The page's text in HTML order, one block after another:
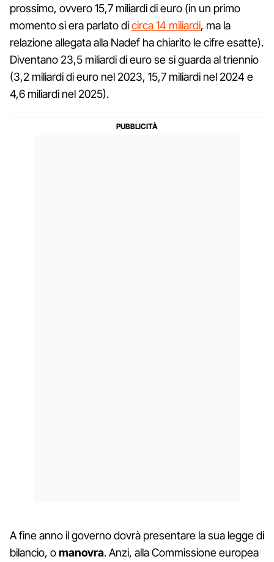
prossimo, ovvero 15,7 miliardi di euro (in un primo
momento si era parlato dicirca 14 miliardi, ma la
relazione allegata alla Nadef ha chiarito le cifre esatte).
Diventano 23,5 miliardi di euro se si guarda al triennio
(3,2 miliardi di euro nel 2023, 15,7 miliardi nel 2024 e
4,6 miliardi nel 2025).
A fine anno il governo dovrà presentare la sua legge di
bilancio, omanovra. Anzi, alla Commissione europea